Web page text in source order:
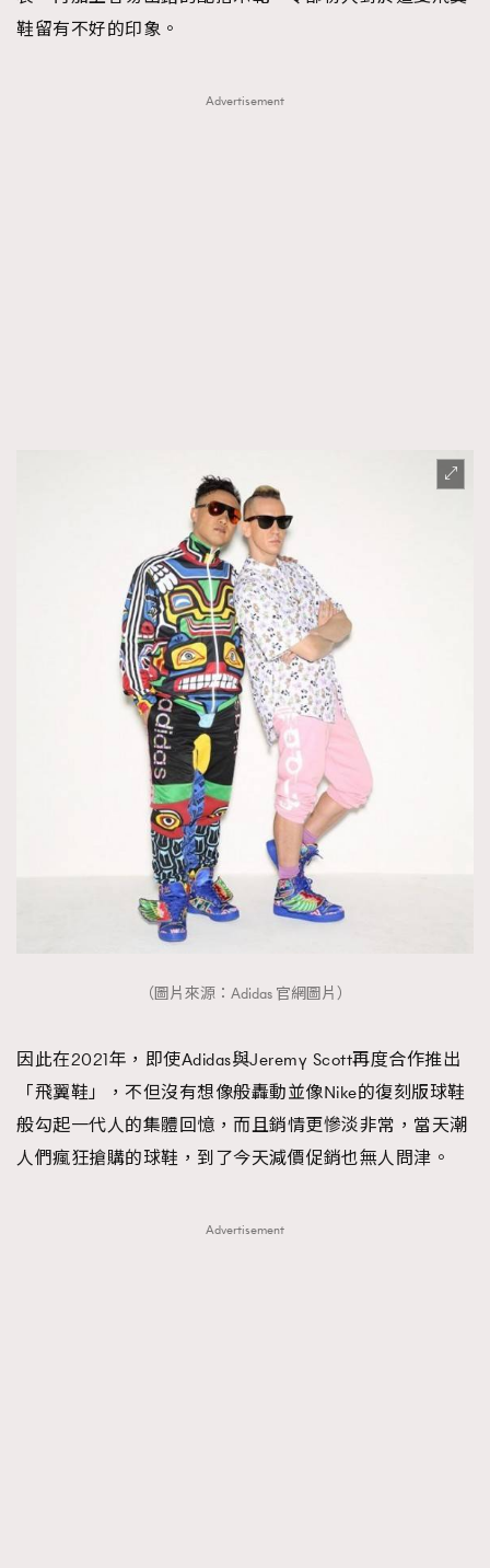
鞋留有不好的印象。
Advertisement
（圖片來源：Adidas 官網圖片）
因此在2021年，即使Adidas與Jeremy Scott再度合作推出
「飛翼鞋」，不但沒有想像般轟動並像Nike的復刻版球鞋
般勾起一代人的集體回憶，而且銷情更慘淡非常，當天潮
人們瘋狂搶購的球鞋，到了今天減價促銷也無人問津。
Advertisement